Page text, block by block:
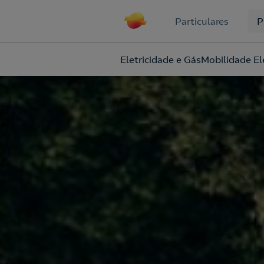
Particulares
Eletricidade e GásMobilidade